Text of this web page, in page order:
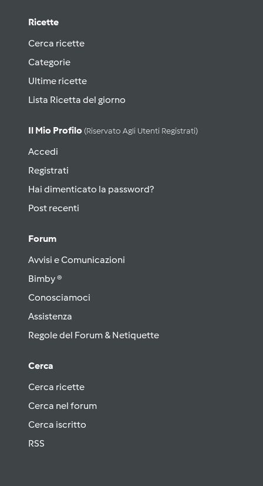
Ricette
Cerca ricette
Categorie
Ultime ricette
Lista Ricetta del giorno
Il Mio Profilo (riservato Agli Utenti Registrati)
Accedi
Registrati
Hai dimenticato la password?
Post recenti
Forum
Avvisi e Comunicazioni
Bimby ®
Conosciamoci
Assistenza
Regole del Forum & Netiquette
Cerca
Cerca ricette
Cerca nel forum
Cerca iscritto
RSS